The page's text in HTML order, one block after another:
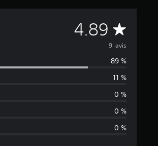
4.89 M
o
y
e
n
n
9 avis
89 %
11 %
0 %
0 %
0 %